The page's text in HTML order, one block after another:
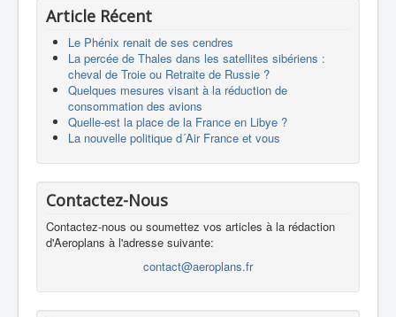
Europespace
Drones
Article Récent
Le Phénix renait de ses cendres
La percée de Thales dans les satellites sibériens :
cheval de Troie ou Retraite de Russie ?
Quelques mesures visant à la réduction de
consommation des avions
Quelle-est la place de la France en Libye ?
La nouvelle politique d´Air France et vous
Contactez-Nous
Contactez-nous ou soumettez vos articles à la rédaction
d'Aeroplans à l'adresse suivante:
contact@aeroplans.fr